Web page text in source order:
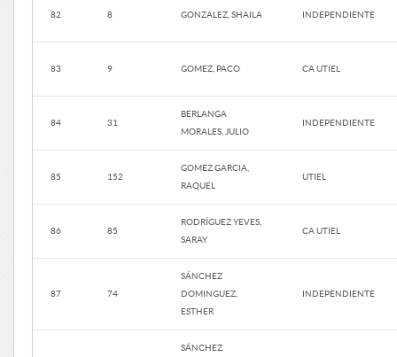
82 8 GONZALEZ, SHAILA INDEPENDIENTE
83 9 GOMEZ, PACO CA UTIEL
84 31
BERLANGA
MORALES, JULIO
INDEPENDIENTE
85 152
GOMEZ GARCIA,
RAQUEL
UTIEL
86 85
RODRÍGUEZ YEVES,
SARAY
CA UTIEL
87 74
SÁNCHEZ
DOMINGUEZ,
ESTHER
INDEPENDIENTE
SÁNCHEZ